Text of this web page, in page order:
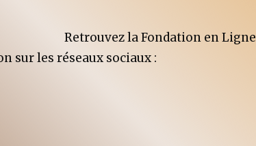
Retrouvez la Fondation en Ligne
sur les réseaux sociaux :